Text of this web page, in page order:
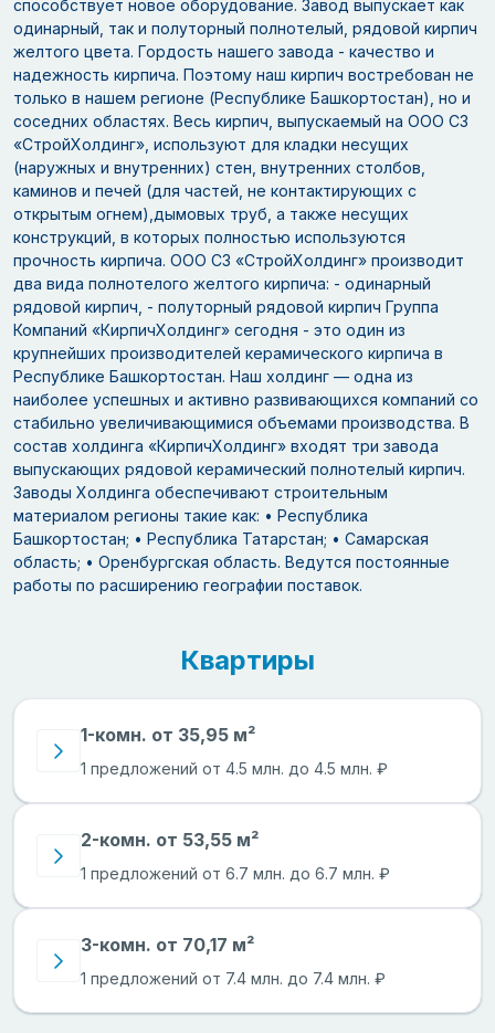
способствует новое оборудование. Завод выпускает как
одинарный, так и полуторный полнотелый, рядовой кирпич
желтого цвета. Гордость нашего завода - качество и
надежность кирпича. Поэтому наш кирпич востребован не
только в нашем регионе (Республике Башкортостан), но и
соседних областях. Весь кирпич, выпускаемый на ООО СЗ
«СтройХолдинг», используют для кладки несущих
(наружных и внутренних) стен, внутренних столбов,
каминов и печей (для частей, не контактирующих с
открытым огнем),дымовых труб, а также несущих
конструкций, в которых полностью используются
прочность кирпича. ООО СЗ «СтройХолдинг» производит
два вида полнотелого желтого кирпича: - одинарный
рядовой кирпич, - полуторный рядовой кирпич Группа
Компаний «КирпичХолдинг» сегодня - это один из
крупнейших производителей керамического кирпича в
Республике Башкортостан. Наш холдинг — одна из
наиболее успешных и активно развивающихся компаний со
стабильно увеличивающимися объемами производства. В
состав холдинга «КирпичХолдинг» входят три завода
выпускающих рядовой керамический полнотелый кирпич.
Заводы Холдинга обеспечивают строительным
материалом регионы такие как: • Республика
Башкортостан; • Республика Татарстан; • Самарская
область; • Оренбургская область. Ведутся постоянные
работы по расширению географии поставок.
Квартиры
1-комн. от 35,95 м²
1 предложений от 4.5 млн. до 4.5 млн. ₽
2-комн. от 53,55 м²
1 предложений от 6.7 млн. до 6.7 млн. ₽
3-комн. от 70,17 м²
1 предложений от 7.4 млн. до 7.4 млн. ₽